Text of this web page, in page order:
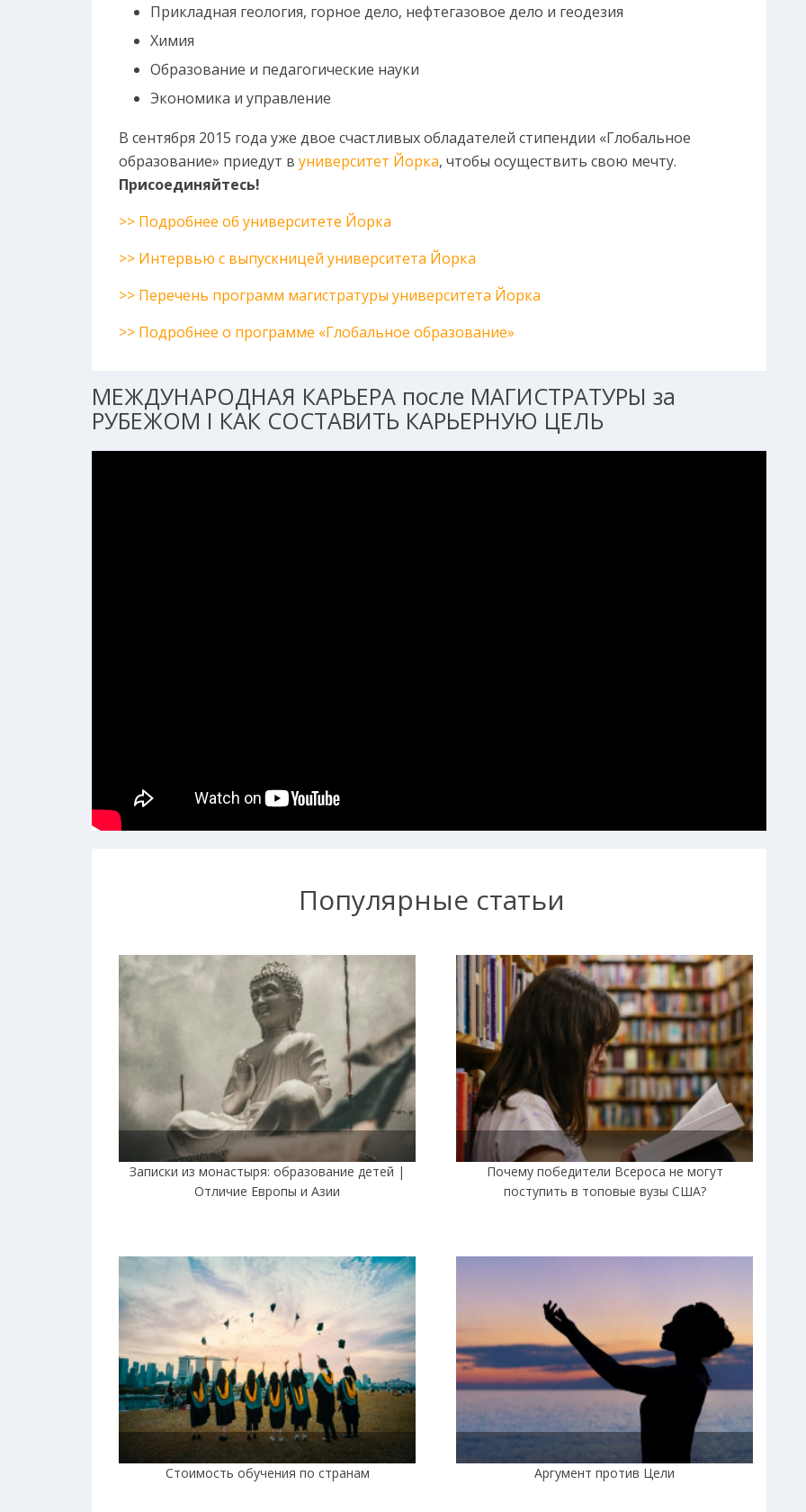
Прикладная геология, горное дело, нефтегазовое дело и геодезия
Химия
Образование и педагогические науки
Экономика и управление
В сентября 2015 года уже двое счастливых обладателей стипендии «Глобальное
образование» приедут в университет Йорка, чтобы осуществить свою мечту.
Присоединяйтесь!
>> Подробнее об университете Йорка
>> Интервью с выпускницей университета Йорка
>> Перечень программ магистратуры университета Йорка
>> Подробнее о программе «Глобальное образование»
МЕЖДУНАРОДНАЯ КАРЬЕРА после МАГИСТРАТУРЫ за
РУБЕЖОМ I КАК СОСТАВИТЬ КАРЬЕРНУЮ ЦЕЛЬ
Популярные статьи
Записки из монастыря: образование детей |
Отличие Европы и Азии
Почему победители Всероса не могут
поступить в топовые вузы США?
Стоимость обучения по странам Аргумент против Цели